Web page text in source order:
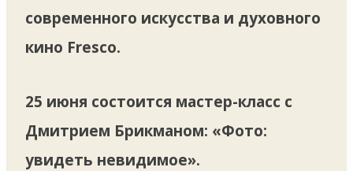
современного искусства и духовного
кино Fresco.
25 июня состоится мастер-класс с
Дмитрием Брикманом: «Фото:
увидеть невидимое».